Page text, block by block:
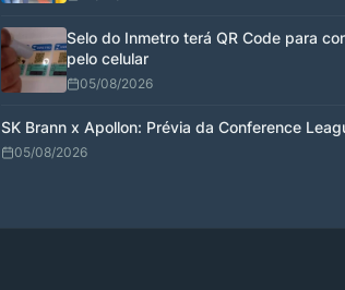
Selo do Inmetro terá QR Code para
pelo celular
05/08/2026
SK Brann x Apollon: Prévia da Conference
05/08/2026